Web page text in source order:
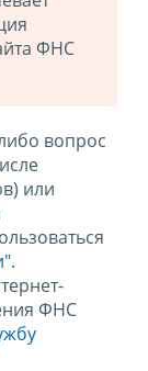
ФНС
вопрос
или
.
ФНС